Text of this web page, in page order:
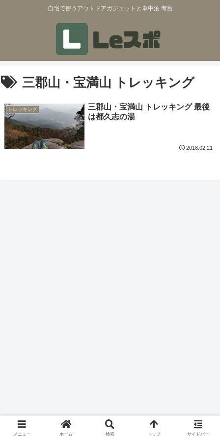
自宅で使うアウトドアガジェットと車中泊 考察
三郡山・宝満山 トレッキング
トレッキング
三郡山・宝満山 トレッキング 最後
は都久志の湯
2018.02.21
メニュー ホーム 検索 トップ サイドバー